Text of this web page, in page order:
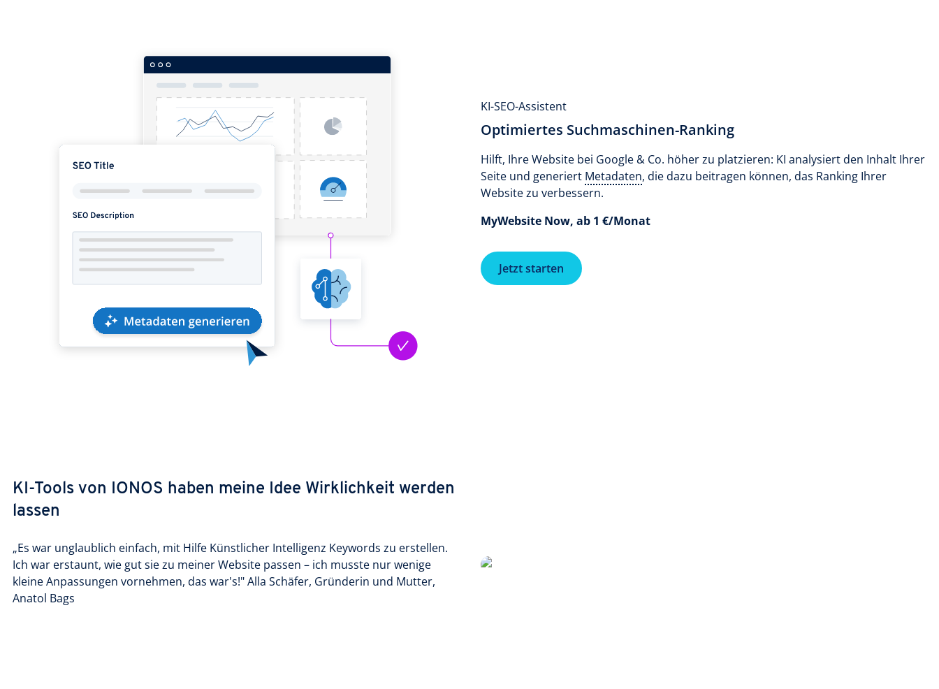
KI-SEO-Assistent
Optimiertes Suchmaschinen-Ranking
Hilft, Ihre Website bei Google & Co. höher zu platzieren: KI analysiert den Inhalt Ihrer
Seite und generiert Metadaten, die dazu beitragen können, das Ranking Ihrer
Website zu verbessern.
MyWebsite Now, ab 1 €/Monat
Jetzt starten
KI-Tools von IONOS haben meine Idee Wirklichkeit werden
lassen
„Es war unglaublich einfach, mit Hilfe Künstlicher Intelligenz Keywords zu erstellen.
Ich war erstaunt, wie gut sie zu meiner Website passen – ich musste nur wenige
kleine Anpassungen vornehmen, das war's!" Alla Schäfer, Gründerin und Mutter,
Anatol Bags